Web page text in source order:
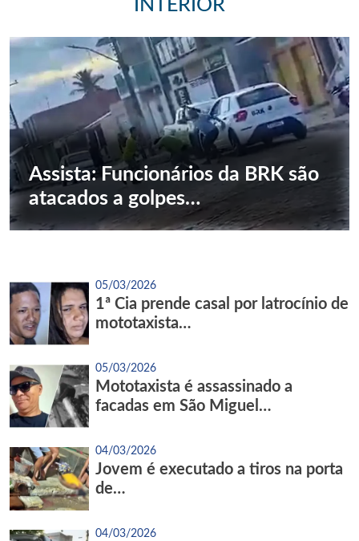
INTERIOR
Assista: Funcionários da BRK são
atacados a golpes…
05/03/2026
1ª Cia prende casal por latrocínio de
mototaxista…
05/03/2026
Mototaxista é assassinado a
facadas em São Miguel…
04/03/2026
Jovem é executado a tiros na porta
de…
04/03/2026